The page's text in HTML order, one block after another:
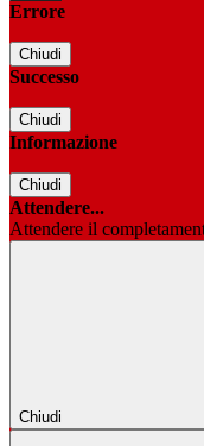
Errore
Chiudi
Successo
Chiudi
Informazione
Chiudi
Attendere...
Attendere il
Chiudi